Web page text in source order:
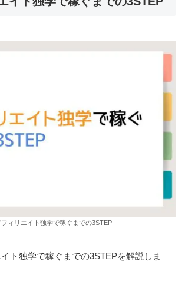
フィリエイト独学で稼ぐまでの3STEP
ト独学で稼ぐまでの3STEPを解説しま